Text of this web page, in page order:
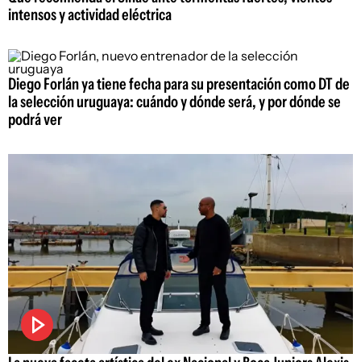
intensos y actividad eléctrica
Diego Forlán ya tiene fecha para su presentación como DT de
la selección uruguaya: cuándo y dónde será, y por dónde se
podrá ver